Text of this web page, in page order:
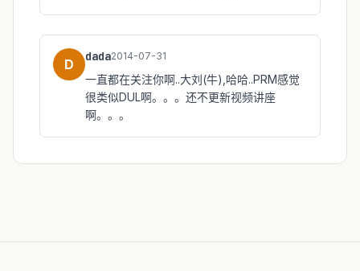
D dada2014-07-31
一直都在关注你啊..大刘(牛),哈哈..PRM感觉
很类似DUL啊。。。还不更新视频讲座
啊。。。